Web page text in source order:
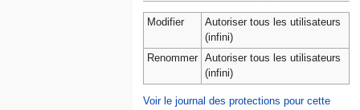
Modifier
Autoriser tous les utilisateurs
(infini)
Renommer
Autoriser tous les utilisateurs
(infini)
Voir le journal des protections pour cette